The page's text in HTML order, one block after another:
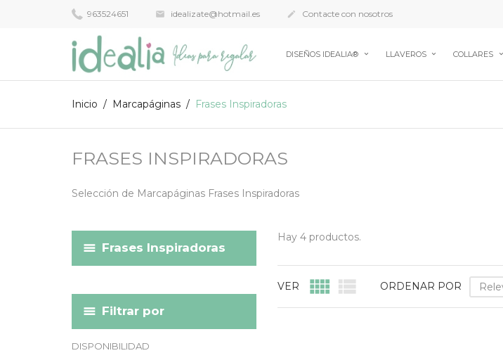
963524651  idealizate@hotmail.es  Contacte con nosotros
DISEÑOS IDEALIA® LLAVEROS COLLARES
Inicio Marcapáginas Frases Inspiradoras
FRASES INSPIRADORAS
Selección de Marcapáginas Frases Inspiradoras
Frases Inspiradoras
Filtrar por
DISPONIBILIDAD
Hay 4 productos.
VER   ORDENAR POR